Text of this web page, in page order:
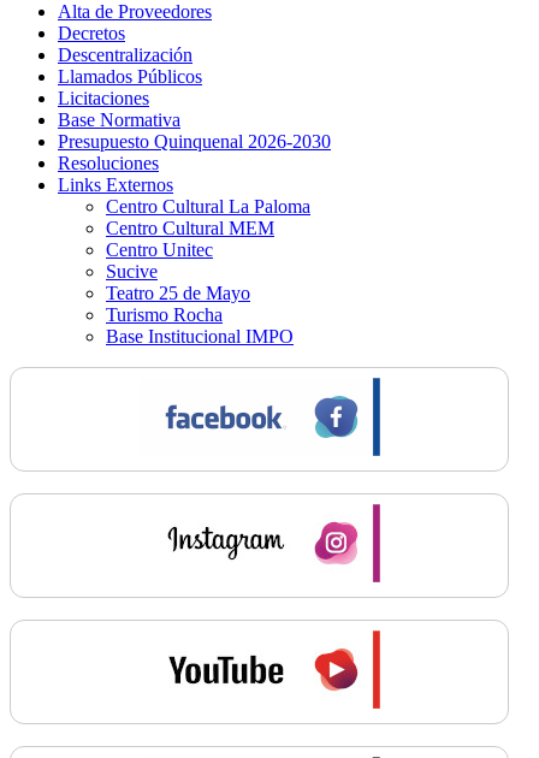
Alta de Proveedores
Decretos
Descentralización
Llamados Públicos
Licitaciones
Base Normativa
Presupuesto Quinquenal 2026-2030
Resoluciones
Links Externos
Centro Cultural La Paloma
Centro Cultural MEM
Centro Unitec
Sucive
Teatro 25 de Mayo
Turismo Rocha
Base Institucional IMPO